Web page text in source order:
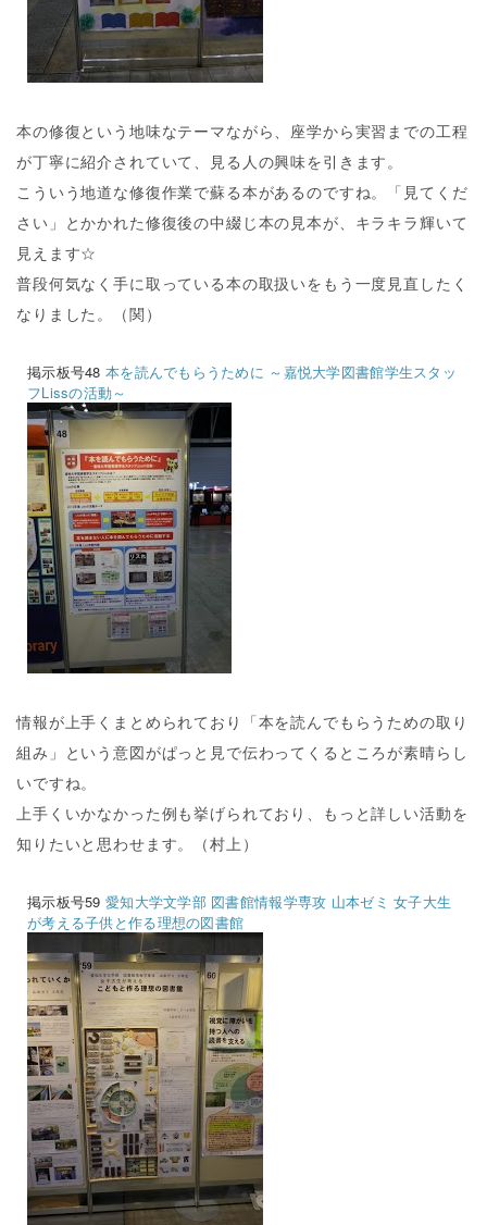
本の修復という地味なテーマながら、座学から実習までの工程
が丁寧に紹介されていて、見る人の興味を引きます。
こういう地道な修復作業で蘇る本があるのですね。「見てくだ
さい」とかかれた修復後の中綴じ本の見本が、キラキラ輝いて
見えます☆
普段何気なく手に取っている本の取扱いをもう一度見直したく
なりました。（関）
掲示板号48 本を読んでもらうために ～嘉悦大学図書館学生スタッ
フLissの活動～
情報が上手くまとめられており「本を読んでもらうための取り
組み」という意図がぱっと見で伝わってくるところが素晴らし
いですね。
上手くいかなかった例も挙げられており、もっと詳しい活動を
知りたいと思わせます。（村上）
掲示板号59 愛知大学文学部 図書館情報学専攻 山本ゼミ 女子大生
が考える子供と作る理想の図書館